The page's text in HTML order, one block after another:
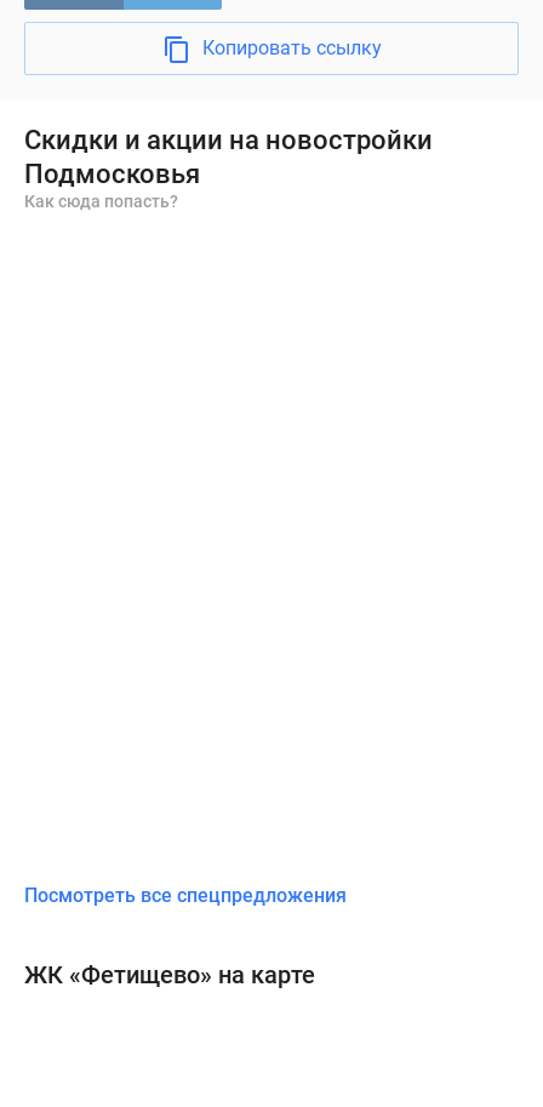
Копировать ссылку
Скидки и акции на новостройки
Подмосковья
Как сюда попасть?
Посмотреть все спецпредложения
ЖК «Фетищево» на карте